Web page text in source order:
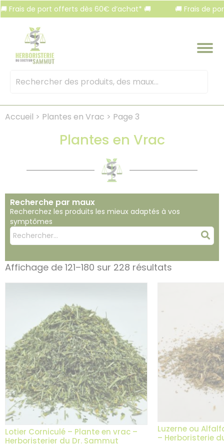
offerts dès 60€ d’achat* 🚚 🚚 Frais de port offerts dès
Mots
Accueil > Plantes en Vrac > Page 3
Plantes en Vrac
Recherche par maux
Recherchez les produits les mieux adaptés à vos
symptômes
Mots
clés
:
Affichage de 121–180 sur 228 résultats
Lotier Corniculé – Plante en vrac –
Herboristerier du Dr. Sammut
Luzerne ou
– Herboristerie
Panneau de gestion des cookies